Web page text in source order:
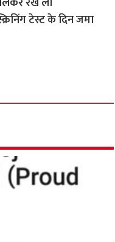
टेस्ट के दिन जमा